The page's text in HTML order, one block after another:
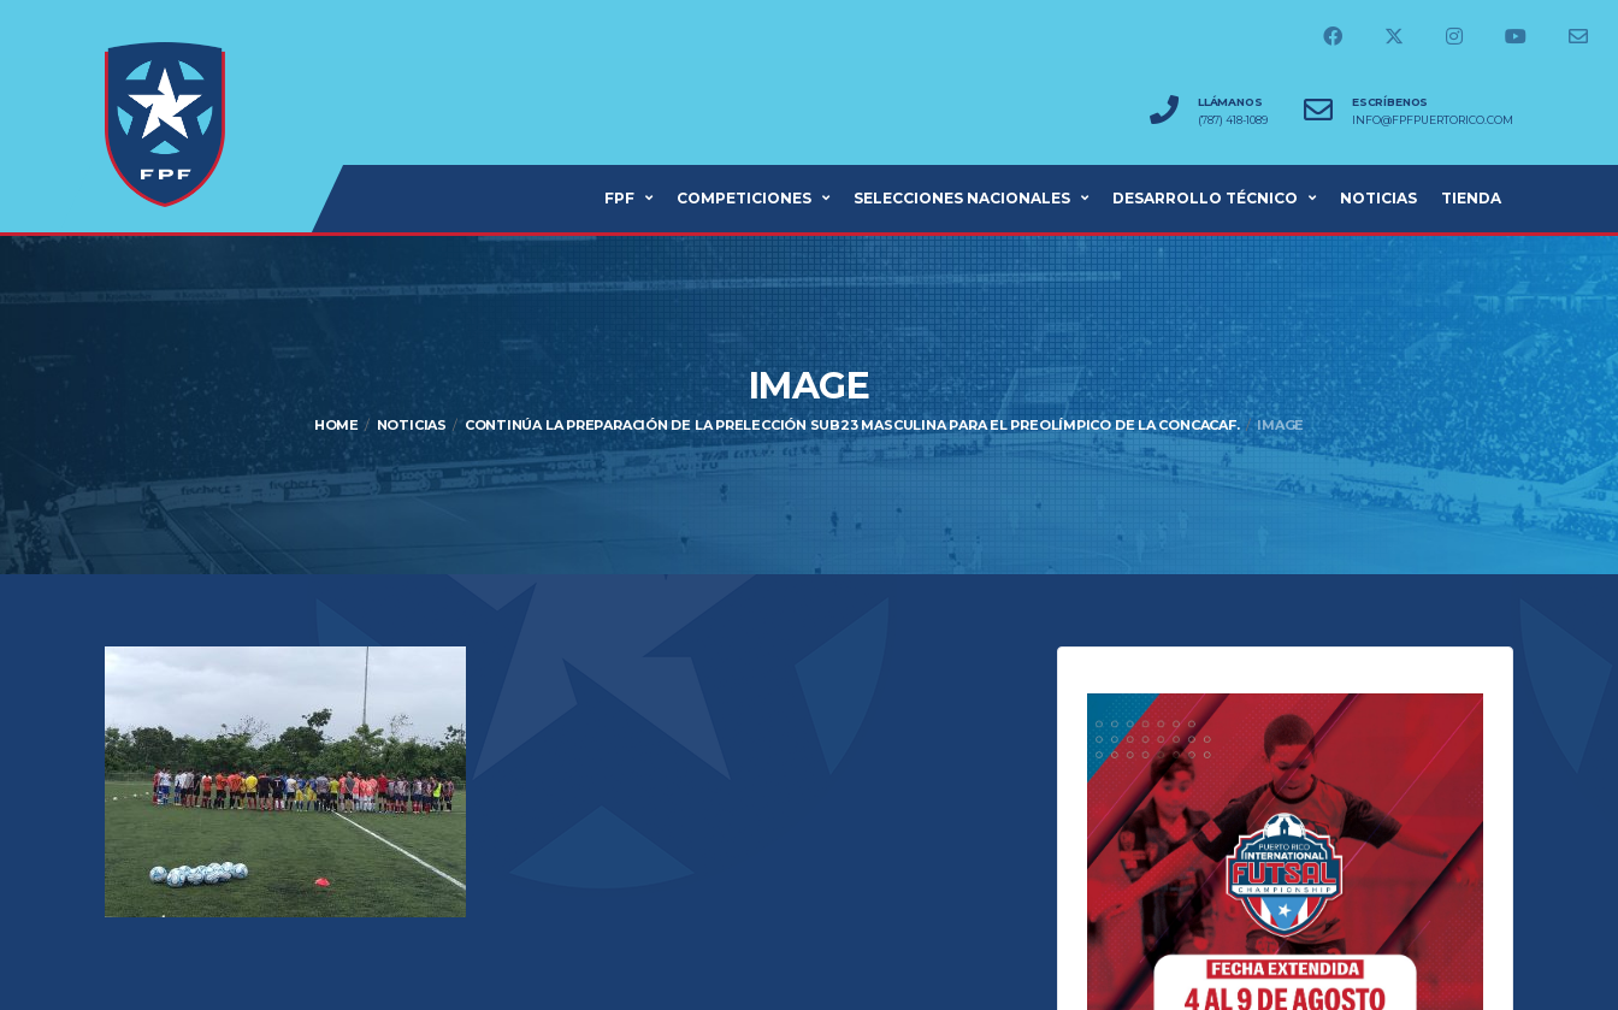
LLÁMANOS
(787) 418-1089
ESCRÍBENOS
INFO@FPFPUERTORICO.COM
FPF COMPETICIONES SELECCIONES NACIONALES DESARROLLO TÉCNICO NOTICIAS TIENDA
IMAGE
HOME NOTICIAS CONTINÚA LA PREPARACIÓN DE LA PRELECCIÓN SUB23 MASCULINA PARA EL PREOLÍMPICO DE LA CONCACAF. IMAGE